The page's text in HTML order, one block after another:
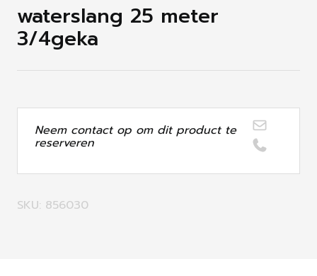
waterslang 25 meter
3/4geka
Neem contact op om dit product te
reserveren
SKU: 856030